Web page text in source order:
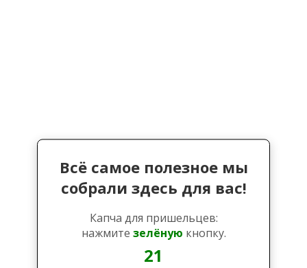
Всё самое полезное мы
собрали здесь для вас!
Капча для пришельцев:
нажмите зелёную кнопку.
21